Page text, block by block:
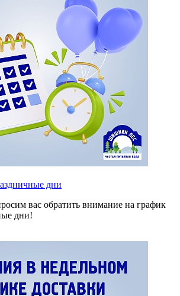
дни
вас обратить внимание на график
дни!